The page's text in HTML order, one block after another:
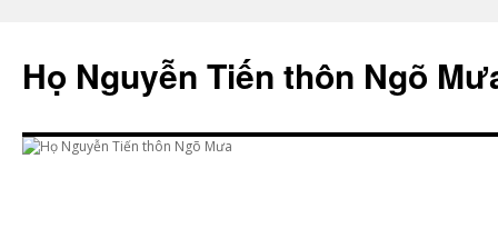
content
Họ Nguyễn Tiến thôn Ngõ